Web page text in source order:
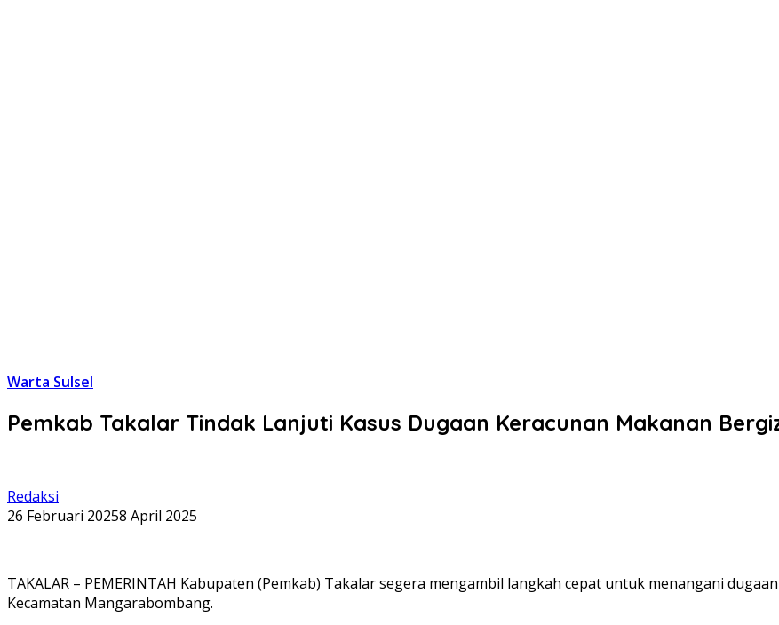
Warta Sulsel
Pemkab Takalar Tindak Lanjuti Kasus Dugaan Keracunan Makanan
Redaksi
26 Februari 20258 April 2025
TAKALAR – PEMERINTAH Kabupaten (Pemkab) Takalar segera mengambil langkah cepat untuk menangani
Kecamatan Mangarabombang.